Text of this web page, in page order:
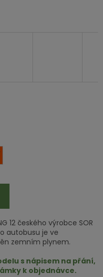
12 českého výrobce SOR
autobusu je ve
zemním plynem.
s nápisem na přání,
k objednávce.